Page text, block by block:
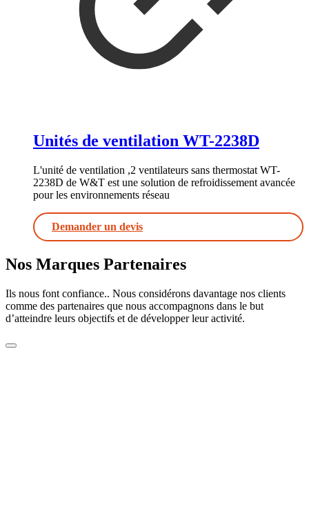
Unités de ventilation WT-2238D
L'unité de ventilation ,2 ventilateurs sans thermostat WT-
2238D de W&T est une solution de refroidissement avancée
pour les environnements réseau
Demander un devis
Nos Marques Partenaires
Ils nous font confiance.. Nous considérons davantage nos clients
comme des partenaires que nous accompagnons dans le but
d’atteindre leurs objectifs et de développer leur activité.